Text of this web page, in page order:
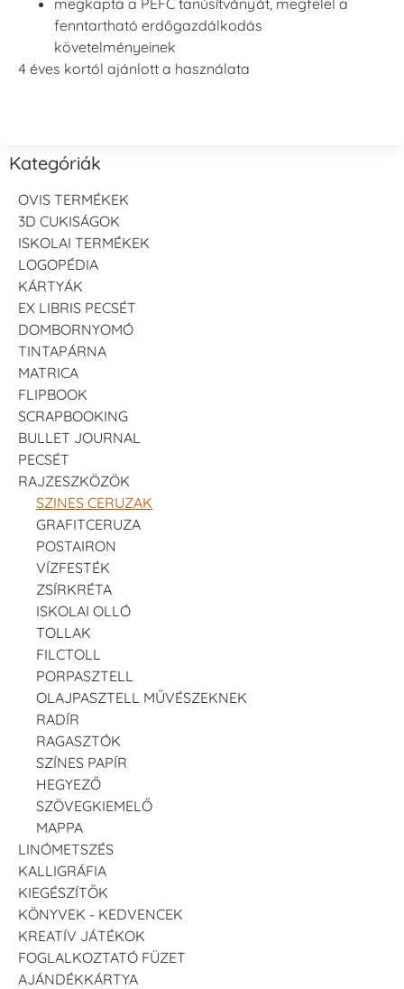
fenntartható erdőgazdálkodás
követelményeinek
4 éves kortól ajánlott a használata
Kategóriák
OVIS TERMÉKEK
3D CUKISÁGOK
ISKOLAI TERMÉKEK
LOGOPÉDIA
KÁRTYÁK
EX LIBRIS PECSÉT
DOMBORNYOMÓ
TINTAPÁRNA
MATRICA
FLIPBOOK
SCRAPBOOKING
BULLET JOURNAL
PECSÉT
RAJZESZKÖZÖK
SZINES CERUZAK
GRAFITCERUZA
POSTAIRON
VÍZFESTÉK
ZSÍRKRÉTA
ISKOLAI OLLÓ
TOLLAK
FILCTOLL
PORPASZTELL
OLAJPASZTELL MŰVÉSZEKNEK
RADÍR
RAGASZTÓK
SZÍNES PAPÍR
HEGYEZŐ
SZÖVEGKIEMELŐ
MAPPA
LINÓMETSZÉS
KALLIGRÁFIA
KIEGÉSZÍTŐK
KÖNYVEK - KEDVENCEK
KREATÍV JÁTÉKOK
FOGLALKOZTATÓ FÜZET
AJÁNDÉKKÁRTYA